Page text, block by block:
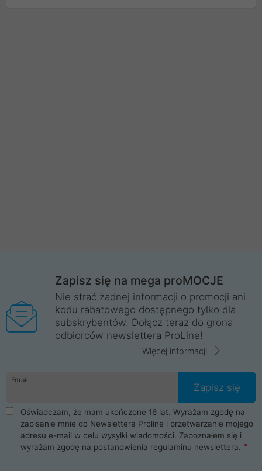
Zapisz się na mega proMOCJE
Nie strać żadnej informacji o promocji ani
kodu rabatowego dostępnego tylko dla
subskrybentów. Dołącz teraz do grona
odbiorców newslettera ProLine!
Więcej informacji
Email
Zapisz się
Oświadczam, że mam ukończone 16 lat. Wyrażam zgodę na
zapisanie mnie do Newslettera Proline i przetwarzanie mojego
adresu e-mail w celu wysyłki wiadomości. Zapoznałem się i
wyrażam zgodę na postanowienia regulaminu newslettera.